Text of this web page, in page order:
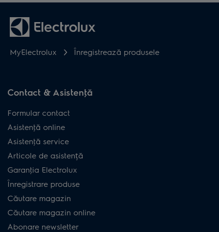
MyElectrolux Înregistrează produsele
Contact & Asistenţă
Formular contact
Asistenţă online
Asistenţă service
Articole de asistență
Garanţia Electrolux
Înregistrare produse
Căutare magazin
Căutare magazin online
Abonare newsletter